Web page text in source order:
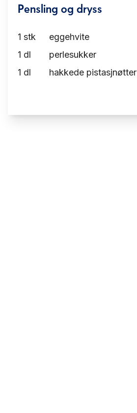
Pensling og dryss
1 stk
eggehvite
1 dl
perlesukker
1 dl hakkede pistasjnøtter